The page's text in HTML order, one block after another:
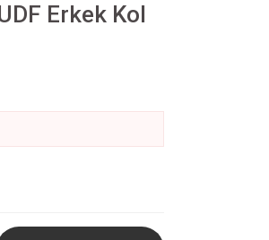
Erkek Kol